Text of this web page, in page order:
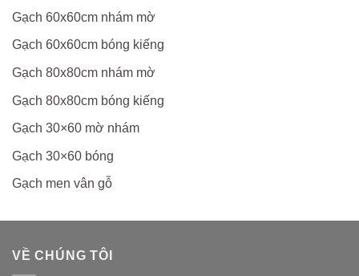
Gạch 60x60cm nhám mờ
Gạch 60x60cm bóng kiếng
Gạch 80x80cm nhám mờ
Gạch 80x80cm bóng kiếng
Gạch 30×60 mờ nhám
Gạch 30×60 bóng
Gạch men vân gỗ
VỀ CHÚNG TÔI